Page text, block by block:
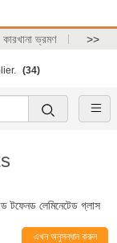
কারখানা ভ্রমণ >>
(34)
টফেনড লেমিনেটেড গ্লাস
এখন অনুসন্ধান করুন